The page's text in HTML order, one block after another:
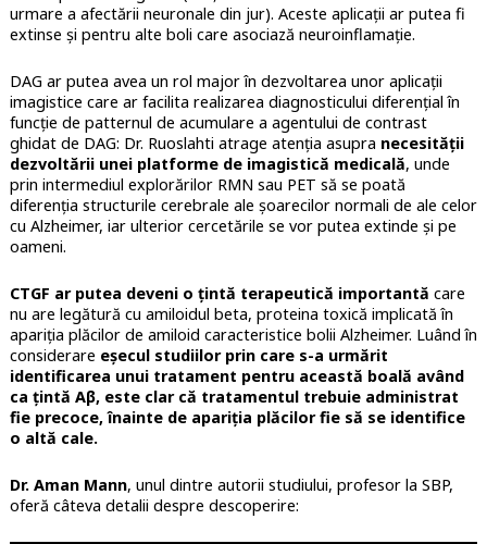
urmare a afectării neuronale din jur). Aceste aplicații ar putea fi
extinse și pentru alte boli care asociază neuroinflamație.
DAG ar putea avea un rol major în dezvoltarea unor aplicații
imagistice care ar facilita realizarea diagnosticului diferențial în
funcție de patternul de acumulare a agentului de contrast
ghidat de DAG: Dr. Ruoslahti atrage atenția asupra necesității
dezvoltării unei platforme de imagistică medicală, unde
prin intermediul explorărilor RMN sau PET să se poată
diferenția structurile cerebrale ale șoarecilor normali de ale celor
cu Alzheimer, iar ulterior cercetările se vor putea extinde și pe
oameni.
CTGF ar putea deveni o țintă terapeutică importantă care
nu are legătură cu amiloidul beta, proteina toxică implicată în
apariția plăcilor de amiloid caracteristice bolii Alzheimer. Luând în
considerare eșecul studiilor prin care s-a urmărit
identificarea unui tratament pentru această boală având
ca țintă Aβ, este clar că tratamentul trebuie administrat
fie precoce, înainte de apariția plăcilor fie să se identifice
o altă cale.
Dr. Aman Mann, unul dintre autorii studiului, profesor la SBP,
oferă câteva detalii despre descoperire: